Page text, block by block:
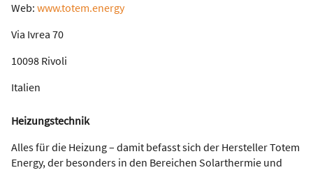
Web: www.totem.energy
Via Ivrea 70
10098 Rivoli
Italien
Heizungstechnik
Alles für die Heizung – damit befasst sich der Hersteller Totem
Energy, der besonders in den Bereichen Solarthermie und